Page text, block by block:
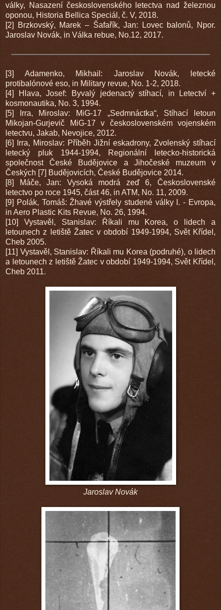
války, Nasazení československého letectva nad železnou
oponou, Historia Bellica Speciál, č. V, 2018.
[2] Brzkovský, Marek – Šafařík, Jan: Lovec balonů, Npor.
Jaroslav Novák, in Válka rebue, No.12, 2017.
[3] Adamenko, Mikhail: Jaroslav Novák, letecké
protibalónové eso, in Military revue, No. 1-2, 2018.
[4] Hlava, Josef: Byvalý jedenactý stíhací, in Letectví +
kosmonautika, No. 3, 1994.
[5] Irra, Miroslav: MiG-17 „Sedmnáctka“, Stíhací letoun
Mikojan-Gurjevič MiG-17 v československém vojenském
letectvu, Jakab, Nevojice, 2012.
[6] Irra, Miroslav: Příběh Jižní eskadrony, Zvolenský stíhací
letecký pluk 1944-1994, Regionální letecko-historická
společnost České Budějovice a Jihočeské muzeum v
Českých [7] Budějovicích, České Budějovice 2014.
[8] Máče, Jan: Vysoká modrá zeď 6, Československé
letectvo po roce 1945, část 46, in ATM, No. 11, 2009.
[9] Polák, Tomáš: Žhavé výstřely studené války I. - Evropa,
in Aero Plastic Kits Revue, No. 26, 1994.
[10] Vystavěl, Stanislav: Říkali mu Korea, o lidech a
letounech z letiště Žatec v období 1949-1994, Svět Křídel,
Cheb 2005.
[11] Vystavěl, Stanislav: Říkali mu Korea (podruhé), o lidech
a letounech z letiště Žatec v období 1949-1994, Svět Křídel,
Cheb 2011.
Jaroslav Novák